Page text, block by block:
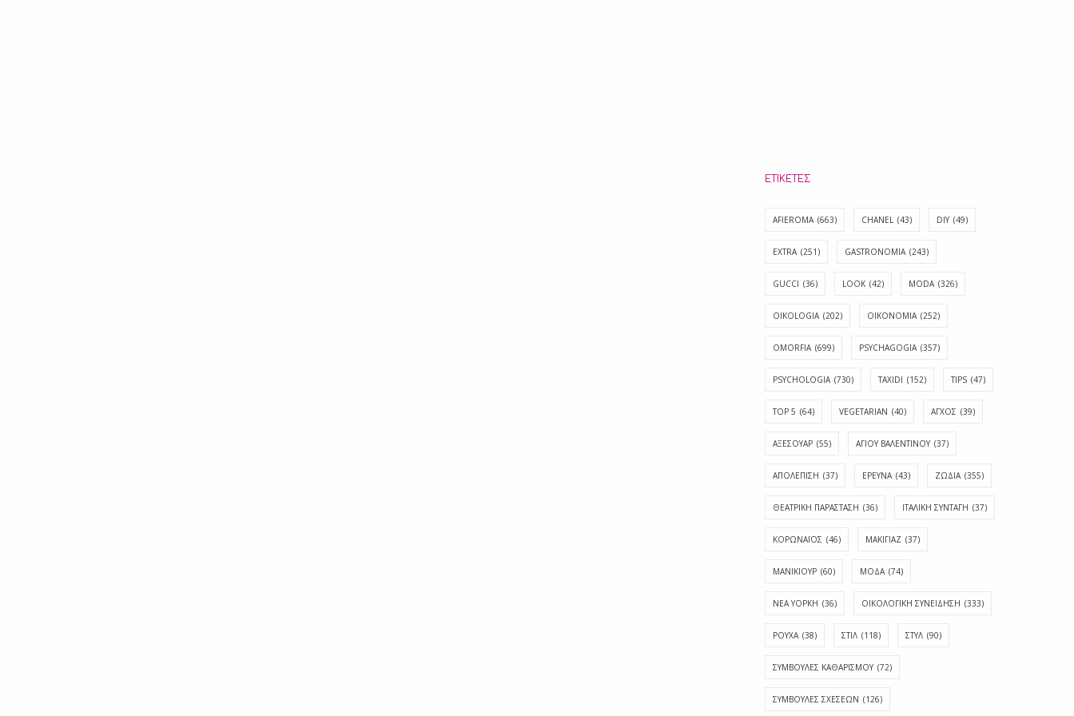
ΕΤΙΚΈΤΕΣ
AFIEROMA (663) CHANEL (43) DIY (49)
EXTRA (251) GASTRONOMIA (243)
GUCCI (36) LOOK (42) MODA (326)
OIKOLOGIA (202) OIKONOMIA (252)
OMORFIA (699) PSYCHAGOGIA (357)
PSYCHOLOGIA (730) TAXIDI (152) TIPS (47)
TOP 5 (64) VEGETARIAN (40) ΑΓΧΟΣ (39)
ΑΞΕΣΟΥΑΡ (55) ΑΓΊΟΥ ΒΑΛΕΝΤΊΝΟΥ (37)
ΑΠΟΛΈΠΙΣΗ (37) ΕΡΕΥΝΑ (43) ΖΩΔΙΑ (355)
ΘΕΑΤΡΙΚΗ ΠΑΡΑΣΤΑΣΗ (36) ΙΤΑΛΙΚΗ ΣΥΝΤΑΓΗ (37)
ΚΟΡΩΝΑΪΟΣ (46) ΜΑΚΙΓΙΑΖ (37)
ΜΑΝΙΚΙΟΥΡ (60) ΜΟΔΑ (74)
ΝΕΑ ΥΟΡΚΗ (36) ΟΙΚΟΛΟΓΙΚΗ ΣΥΝΕΙΔΗΣΗ (333)
ΡΟΥΧΑ (38) ΣΤΙΛ (118) ΣΤΥΛ (90)
ΣΥΜΒΟΥΛΕΣ ΚΑΘΑΡΙΣΜΟΥ (72)
ΣΥΜΒΟΥΛΕΣ ΣΧΕΣΕΩΝ (126)